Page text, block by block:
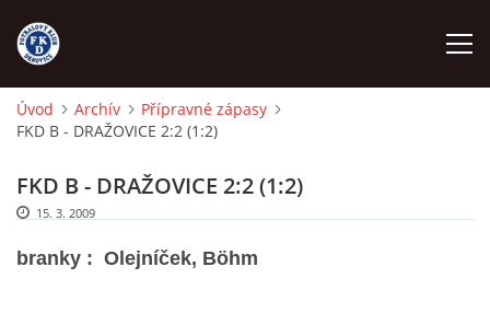
ÚVOD
NÁBOR
FKD A
Úvod Archív
Přípravné zápasy
FKD B - DRAŽOVICE 2:2 (1:2)
FKD B - DRAŽOVICE 2:2 (1:2)
15. 3. 2009
branky : Olejníček, Böhm